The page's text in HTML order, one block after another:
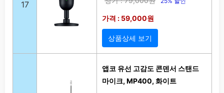
17
가격 : 59,000원
상품상세 보기
앱코 유선 고감도 콘덴서 스탠드
마이크, MP400, 화이트